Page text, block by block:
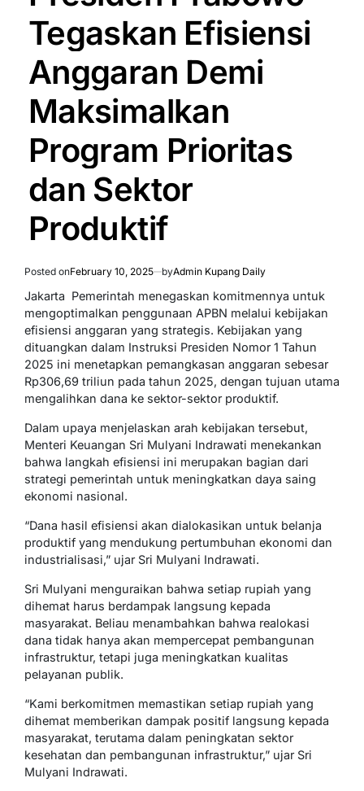
Tegaskan Efisiensi
Anggaran Demi
Maksimalkan
Program Prioritas
dan Sektor
Produktif
Posted onFebruary 10, 2025 byAdmin Kupang Daily
Jakarta  Pemerintah menegaskan komitmennya untuk
mengoptimalkan penggunaan APBN melalui kebijakan
efisiensi anggaran yang strategis. Kebijakan yang
dituangkan dalam Instruksi Presiden Nomor 1 Tahun
2025 ini menetapkan pemangkasan anggaran sebesar
Rp306,69 triliun pada tahun 2025, dengan tujuan utama
mengalihkan dana ke sektor-sektor produktif.
Dalam upaya menjelaskan arah kebijakan tersebut,
Menteri Keuangan Sri Mulyani Indrawati menekankan
bahwa langkah efisiensi ini merupakan bagian dari
strategi pemerintah untuk meningkatkan daya saing
ekonomi nasional.
“Dana hasil efisiensi akan dialokasikan untuk belanja
produktif yang mendukung pertumbuhan ekonomi dan
industrialisasi,” ujar Sri Mulyani Indrawati.
Sri Mulyani menguraikan bahwa setiap rupiah yang
dihemat harus berdampak langsung kepada
masyarakat. Beliau menambahkan bahwa realokasi
dana tidak hanya akan mempercepat pembangunan
infrastruktur, tetapi juga meningkatkan kualitas
pelayanan publik.
“Kami berkomitmen memastikan setiap rupiah yang
dihemat memberikan dampak positif langsung kepada
masyarakat, terutama dalam peningkatan sektor
kesehatan dan pembangunan infrastruktur,” ujar Sri
Mulyani Indrawati.